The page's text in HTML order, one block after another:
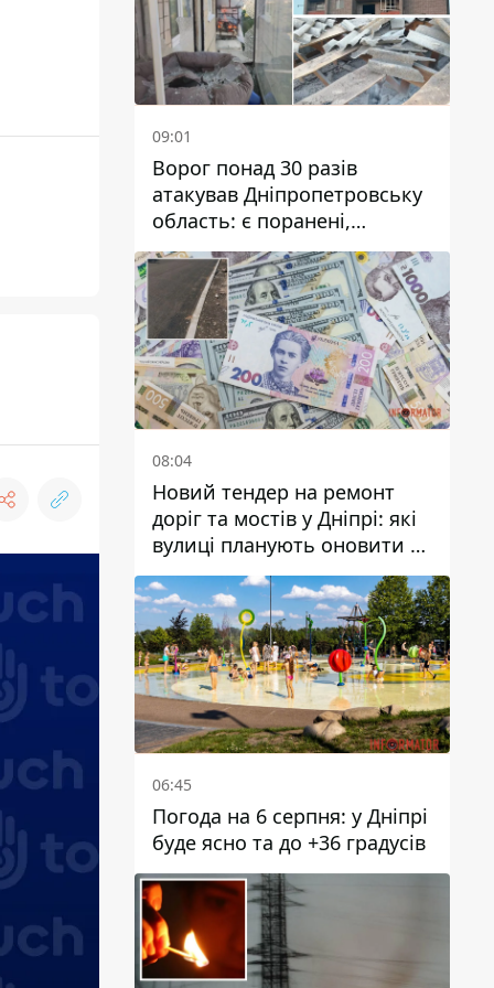
09:01
Ворог понад 30 разів
атакував Дніпропетровську
область: є поранені,
пошкоджені ліцей, будинки
та підприємства
08:04
Новий тендер на ремонт
доріг та мостів у Дніпрі: які
вулиці планують оновити та
скільки десятків мільйонів
гривень на це хочуть
витратити
06:45
Погода на 6 серпня: у Дніпрі
буде ясно та до +36 градусів